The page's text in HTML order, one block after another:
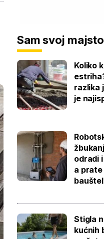
Sam svoj
Koliko
razlika
je
odradi
a prate
Stigla
kućnih